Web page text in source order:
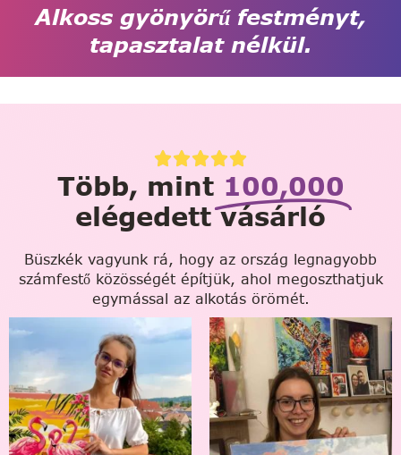
Alkoss gyönyörű festményt,
tapasztalat nélkül.
Több, mint 100,000
elégedett vásárló
Büszkék vagyunk rá, hogy az ország legnagyobb
számfestő közösségét építjük, ahol megoszthatjuk
egymással az alkotás örömét.